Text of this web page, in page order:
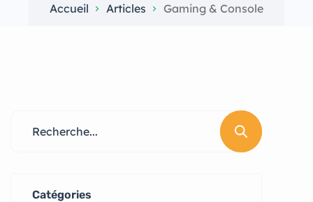
Accueil Articles Gaming & Console
Catégories